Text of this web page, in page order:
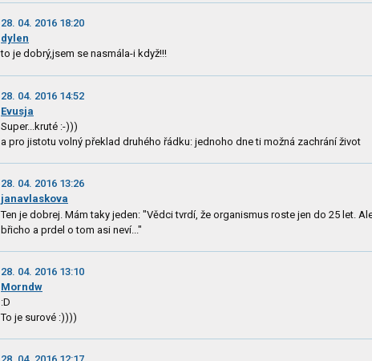
28. 04. 2016 18:20
dylen
to je dobrý,jsem se nasmála-i když!!!
28. 04. 2016 14:52
Evusja
Super...kruté :-)))
a pro jistotu volný překlad druhého řádku: jednoho dne ti možná zachrání život
28. 04. 2016 13:26
janavlaskova
Ten je dobrej. Mám taky jeden: "Vědci tvrdí, že organismus roste jen do 25 let.
břicho a prdel o tom asi neví..."
28. 04. 2016 13:10
Morndw
:D
To je surové :))))